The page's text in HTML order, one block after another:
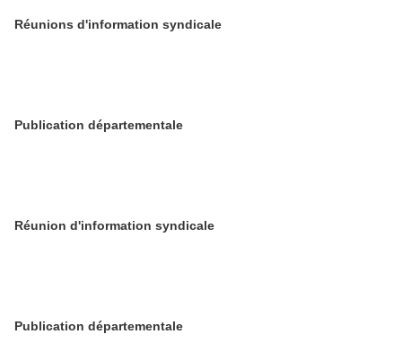
Réunions d'information syndicale
Publication départementale
Réunion d'information syndicale
Publication départementale